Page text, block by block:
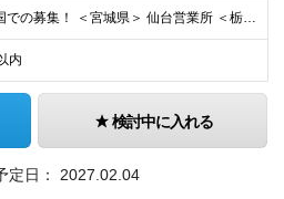
日本全国での募集！ ＜宮城県＞ 仙台営業所 ＜栃木県＞ 足利営業所 宇都宮営業所 ＜群馬県＞ 群馬営業所 ＜埼玉県＞ 上尾営業所 川越営業所 ＜千葉県＞ 千葉稲毛営業所
内
検討中に入れる
定日： 2027.02.04